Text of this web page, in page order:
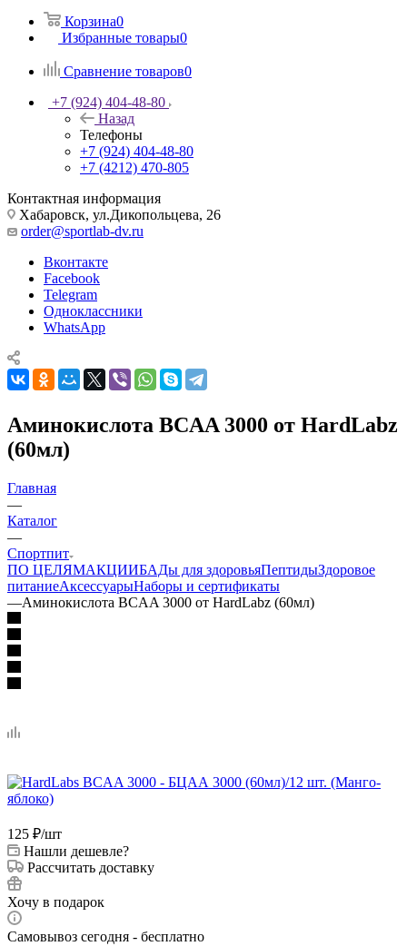
Корзина0
Избранные товары0
Сравнение товаров0
+7 (924) 404-48-80
Назад
Телефоны
+7 (924) 404-48-80
+7 (4212) 470-805
Контактная информация
Хабаровск, ул.Дикопольцева, 26
order@sportlab-dv.ru
Вконтакте
Facebook
Telegram
Одноклассники
WhatsApp
Аминокислота BCAA 3000 от HardLabz
(60мл)
Главная
—
Каталог
—
Спортпит
ПО ЦЕЛЯМАКЦИИБАДы для здоровьяПептидыЗдоровое
питаниеАксессуарыНаборы и сертификаты
—Аминокислота BCAA 3000 от HardLabz (60мл)
125 ₽/шт
Нашли дешевле?
Рассчитать доставку
Хочу в подарок
Самовывоз сегодня - бесплатно